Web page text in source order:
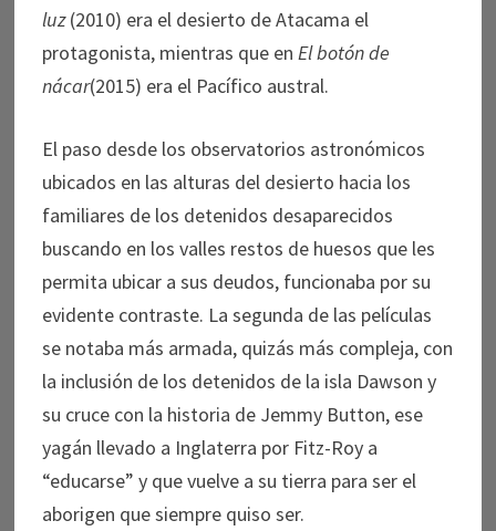
luz(2010) era el desierto de Atacama el
protagonista, mientras que en El botón de
nácar(2015) era el Pacífico austral.
El paso desde los observatorios astronómicos
ubicados en las alturas del desierto hacia los
familiares de los detenidos desaparecidos
buscando en los valles restos de huesos que les
permita ubicar a sus deudos, funcionaba por su
evidente contraste. La segunda de las películas
se notaba más armada, quizás más compleja, con
la inclusión de los detenidos de la isla Dawson y
su cruce con la historia de Jemmy Button, ese
yagán llevado a Inglaterra por Fitz-Roy a
“educarse” y que vuelve a su tierra para ser el
aborigen que siempre quiso ser.